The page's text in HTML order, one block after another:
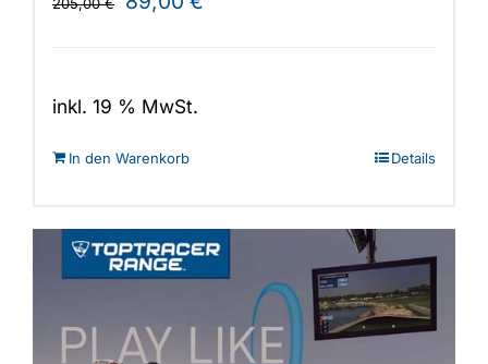
inkl. 19 % MwSt.
In den Warenkorb Details